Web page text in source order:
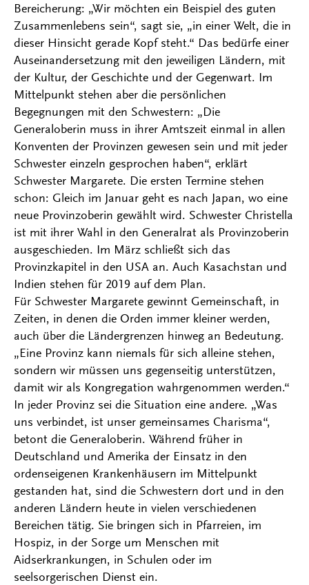
Bereicherung: „Wir möchten ein Beispiel des guten
Zusammenlebens sein“, sagt sie, „in einer Welt, die in
dieser Hinsicht gerade Kopf steht.“ Das bedürfe einer
Auseinandersetzung mit den jeweiligen Ländern, mit
der Kultur, der Geschichte und der Gegenwart. Im
Mittelpunkt stehen aber die persönlichen
Begegnungen mit den Schwestern: „Die
Generaloberin muss in ihrer Amtszeit einmal in allen
Konventen der Provinzen gewesen sein und mit jeder
Schwester einzeln gesprochen haben“, erklärt
Schwester Margarete. Die ersten Termine stehen
schon: Gleich im Januar geht es nach Japan, wo eine
neue Provinzoberin gewählt wird. Schwester Christella
ist mit ihrer Wahl in den Generalrat als Provinzoberin
ausgeschieden. Im März schließt sich das
Provinzkapitel in den USA an. Auch Kasachstan und
Indien stehen für 2019 auf dem Plan.
Für Schwester Margarete gewinnt Gemeinschaft, in
Zeiten, in denen die Orden immer kleiner werden,
auch über die Ländergrenzen hinweg an Bedeutung.
„Eine Provinz kann niemals für sich alleine stehen,
sondern wir müssen uns gegenseitig unterstützen,
damit wir als Kongregation wahrgenommen werden.“
In jeder Provinz sei die Situation eine andere. „Was
uns verbindet, ist unser gemeinsames Charisma“,
betont die Generaloberin. Während früher in
Deutschland und Amerika der Einsatz in den
ordenseigenen Krankenhäusern im Mittelpunkt
gestanden hat, sind die Schwestern dort und in den
anderen Ländern heute in vielen verschiedenen
Bereichen tätig. Sie bringen sich in Pfarreien, im
Hospiz, in der Sorge um Menschen mit
Aidserkrankungen, in Schulen oder im
seelsorgerischen Dienst ein.